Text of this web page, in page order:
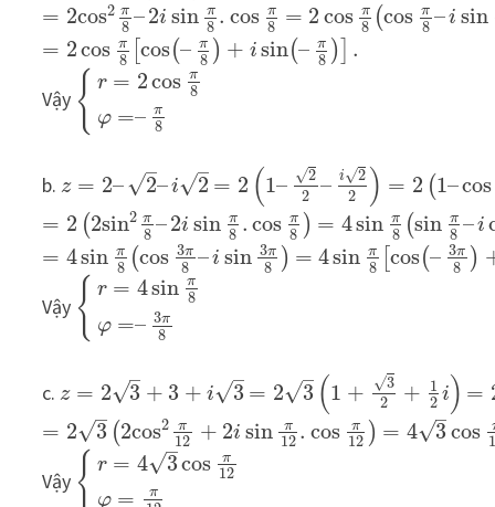
= 2cos2 π
8 –2i sin π
8 . cos π
8 = 2 cos π
8 (cos π
8 –i sin
= 2cos π
8 [cos(– π
8 ) + i sin(– π
8 )
.
Vậy { r = 2cos π
8
φ =– π
8
b.z = 2– 2
–
√ –i 2
–
√ = 2 (1– 2
√
2 – i 2
√
2
) = 2 (1–cos
= 2 (2sin2 π
8 –2i sin π
8 . cos π
8 ) = 4sin π
8 (sin π
8 –i
= 4sin π
8 (cos 3π
8 –i sin 3π
8 ) = 4sin π
8 [cos(– 3π
8 )
Vậy { r = 4sin π
8
φ =– 3π
8
c.z = 2 3
–
√ + 3 + i 3
–
√ = 2 3
–
√ (1 + 3
√
2
+ 1
2 i) =
= 2 3
–
√ (2cos2 π
12 + 2i sin π
12 . cos π
12 ) = 4 3
–
√ cos
Vậy { r = 4 3
–
√ cos π
12
φ = π